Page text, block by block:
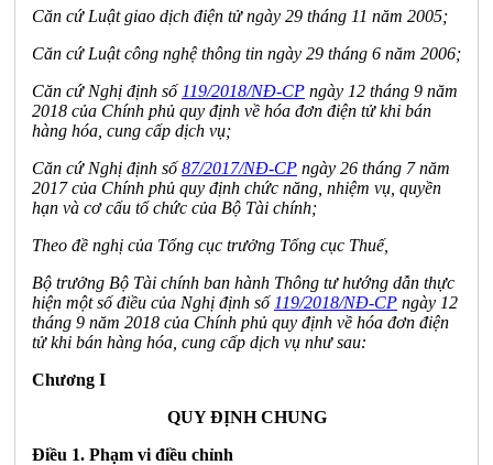
Căn cứ Luật giao dịch điện tử ngày 29 tháng 11 năm 2005;
Căn cứ Luật công nghệ thông tin ngày 29 tháng 6 năm 2006;
Căn cứ Nghị định số 119/2018/NĐ-CP ngày 12 tháng 9 năm
2018 của Chính phủ quy định về hóa đơn điện tử khi bán
hàng hóa, cung cấp dịch vụ;
Căn cứ Nghị định số87/2017/NĐ-CP ngày 26 tháng 7 năm
2017 của Chính phủ quy định chức năng, nhiệm vụ, quyền
hạn và cơ cấu tổ chức của Bộ Tài chính;
Theo đề nghị của Tổng cục trưởng Tổng cục Thuế,
Bộ trưởng Bộ Tài chính ban hành Thông tư hướng dẫn thực
hiện một số điều của Nghị định số 119/2018/NĐ-CP ngày 12
tháng 9 năm 2018 của Chính phủ quy định về hóa đơn điện
tử khi bán hàng hóa, cung cấp dịch vụ như sau:
Chương I
QUY ĐỊNH CHUNG
Điều 1. Phạm vi điều chỉnh